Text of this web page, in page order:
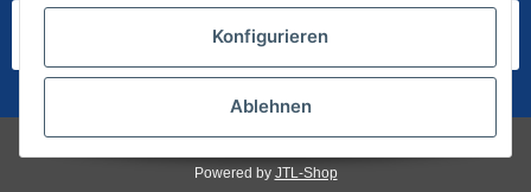
* Alle Preise inkl. gesetzlicher USt., zzgl.Versand
Powered by JTL-Shop
Konfigurieren
Ablehnen